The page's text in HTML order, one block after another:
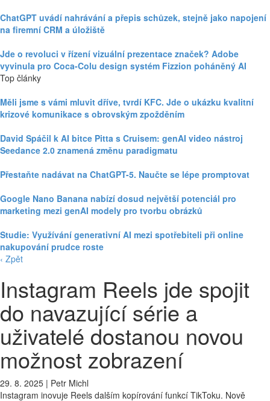
ChatGPT uvádí nahrávání a přepis schůzek, stejně jako napojení
na firemní CRM a úložiště
Jde o revoluci v řízení vizuální prezentace značek? Adobe
vyvinula pro Coca-Colu design systém Fizzion poháněný AI
Top články
Měli jsme s vámi mluvit dříve, tvrdí KFC. Jde o ukázku kvalitní
krizové komunikace s obrovským zpožděním
David Spáčil k AI bitce Pitta s Cruisem: genAI video nástroj
Seedance 2.0 znamená změnu paradigmatu
Přestaňte nadávat na ChatGPT-5. Naučte se lépe promptovat
Google Nano Banana nabízí dosud největší potenciál pro
marketing mezi genAI modely pro tvorbu obrázků
Studie: Využívání generativní AI mezi spotřebiteli při online
nakupování prudce roste
‹ Zpět
Instagram Reels jde spojit
do navazující série a
uživatelé dostanou novou
možnost zobrazení
29. 8. 2025 | Petr Michl
Instagram inovuje Reels dalším kopírování funkcí TikToku. Nově